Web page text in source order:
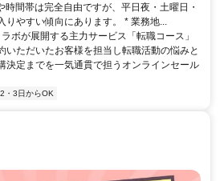
時間帯は完全自由ですが、平日夜・土曜日・
りやすい傾向にあります。 * 業務地...
ボが展開する主力サービス「転職コース」
いただいたお客様を担当し転職活動の悩みと
決定までを一気通貫で担うオンラインセール
・3日からOK